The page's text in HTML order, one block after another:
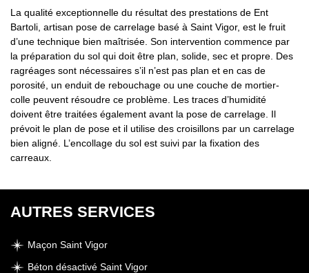
La qualité exceptionnelle du résultat des prestations de Ent
Bartoli, artisan pose de carrelage basé à Saint Vigor, est le fruit
d’une technique bien maîtrisée. Son intervention commence par
la préparation du sol qui doit être plan, solide, sec et propre. Des
ragréages sont nécessaires s’il n’est pas plan et en cas de
porosité, un enduit de rebouchage ou une couche de mortier-
colle peuvent résoudre ce problème. Les traces d’humidité
doivent être traitées également avant la pose de carrelage. Il
prévoit le plan de pose et il utilise des croisillons par un carrelage
bien aligné. L’encollage du sol est suivi par la fixation des
carreaux.
AUTRES SERVICES
Maçon Saint Vigor
Béton désactivé Saint Vigor